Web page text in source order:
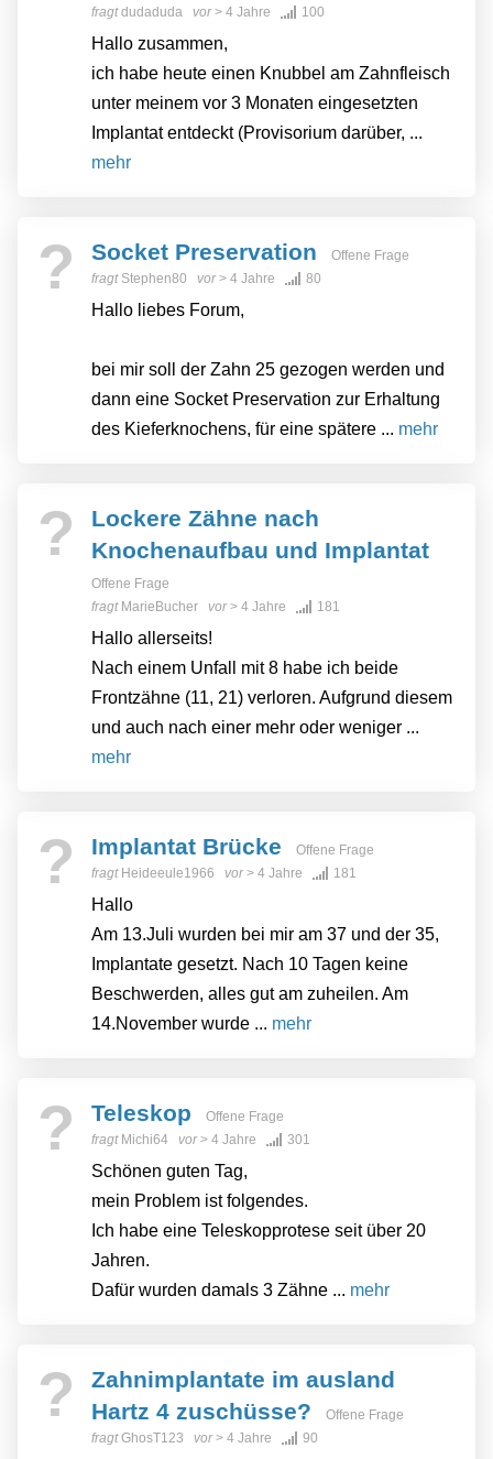
fragtdudaduda vor> 4 Jahre 100
Hallo zusammen,
ich habe heute einen Knubbel am Zahnfleisch
unter meinem vor 3 Monaten eingesetzten
Implantat entdeckt (Provisorium darüber, ...
mehr
? Socket Preservation
Offene Frage
fragt Stephen80 vor> 4 Jahre 80
Hallo liebes Forum,
bei mir soll der Zahn 25 gezogen werden und
dann eine Socket Preservation zur Erhaltung
des Kieferknochens, für eine spätere ... mehr
?
Lockere Zähne nach
Knochenaufbau und Implantat
Offene Frage
fragt MarieBucher vor> 4 Jahre 181
Hallo allerseits!
Nach einem Unfall mit 8 habe ich beide
Frontzähne (11, 21) verloren. Aufgrund diesem
und auch nach einer mehr oder weniger ...
mehr
? Implantat Brücke
Offene Frage
fragt Heideeule1966 vor> 4 Jahre 181
Hallo
Am 13.Juli wurden bei mir am 37 und der 35,
Implantate gesetzt. Nach 10 Tagen keine
Beschwerden, alles gut am zuheilen. Am
14.November wurde ... mehr
? Teleskop
Offene Frage
fragt Michi64 vor> 4 Jahre 301
Schönen guten Tag,
mein Problem ist folgendes.
Ich habe eine Teleskopprotese seit über 20
Jahren.
Dafür wurden damals 3 Zähne ... mehr
?
Zahnimplantate im ausland
Hartz 4 zuschüsse?
Offene Frage
fragtGhosT123 vor> 4 Jahre 90